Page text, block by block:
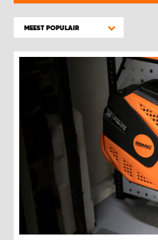
MEEST POPULAIR
WORK SYSTEM BEST
WORK SYSTEM EVERDINGEN
WORK SYSTEM GORREDIJK
WORK SYSTEM GRONINGEN
WORK SYSTEM HARDERWIJK
WORK SYSTEM HARMELEN